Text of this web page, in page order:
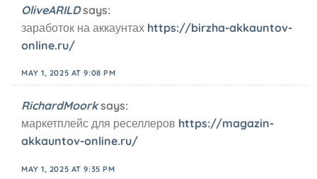
OliveARILD says:
заработок на аккаунтах https://birzha-akkauntov-
online.ru/
MAY 1, 2025 AT 9:08 PM
RichardMoork says:
маркетплейс для реселлеров https://magazin-
akkauntov-online.ru/
MAY 1, 2025 AT 9:35 PM